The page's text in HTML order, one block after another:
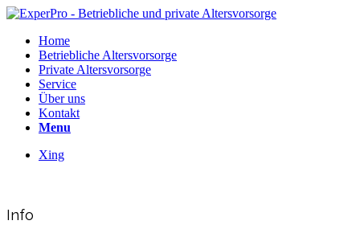
Home
Betriebliche Altersvorsorge
Private Altersvorsorge
Service
Über uns
Kontakt
Menu
Xing
Info